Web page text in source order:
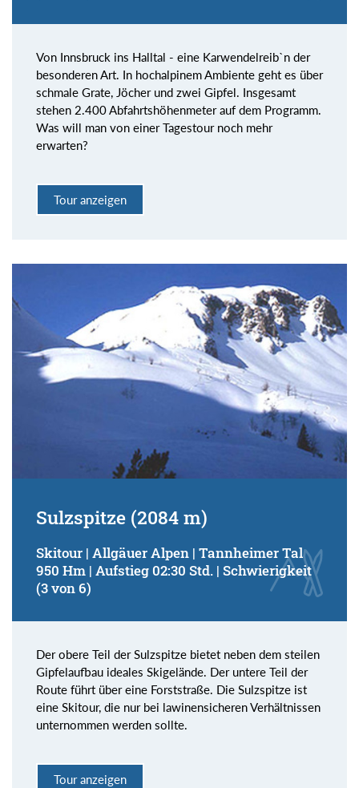
Von Innsbruck ins Halltal - eine Karwendelreib`n der
besonderen Art. In hochalpinem Ambiente geht es über
schmale Grate, Jöcher und zwei Gipfel. Insgesamt
stehen 2.400 Abfahrtshöhenmeter auf dem Programm.
Was will man von einer Tagestour noch mehr
erwarten?
Tour anzeigen
Sulzspitze (2084 m)
Skitour | Allgäuer Alpen | Tannheimer Tal
950 Hm | Aufstieg 02:30 Std. | Schwierigkeit
(3 von 6)
Der obere Teil der Sulzspitze bietet neben dem steilen
Gipfelaufbau ideales Skigelände. Der untere Teil der
Route führt über eine Forststraße. Die Sulzspitze ist
eine Skitour, die nur bei lawinensicheren Verhältnissen
unternommen werden sollte.
Tour anzeigen